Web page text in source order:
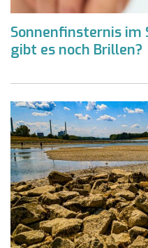
Sonnenfinsternis im
gibt es noch Brillen?